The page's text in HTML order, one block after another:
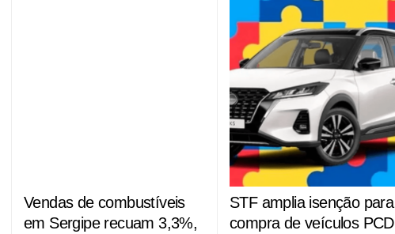
Vendas de combustíveis
em Sergipe recuam 3,3%,
STF amplia isenção para
compra de veículos